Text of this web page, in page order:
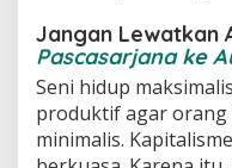
Jangan Lewatkan
Pascasarjana ke
Seni hidup
produktif agar orang
minimalis.